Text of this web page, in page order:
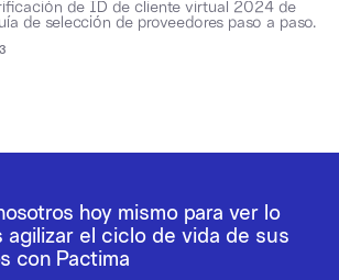
de ID de cliente virtual 2024 de
de selección de proveedores paso a paso.
hoy mismo para ver lo
agilizar el ciclo de vida de sus
con Pactima